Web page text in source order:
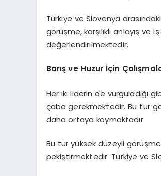
Türkiye ve Slovenya
görüşme, karşılıklı anlayış
değerlendirilmektedir.
Barış ve Huzur İçin
Her iki liderin de vurguladığı
çaba gerekmektedir. Bu tür
daha ortaya koymaktadır.
Bu tür yüksek düzeyli
pekiştirmektedir. Türkiye ve